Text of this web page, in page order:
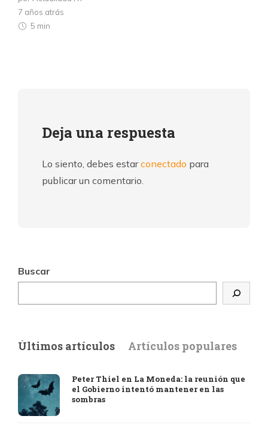
7 años atrás
5 min
Deja una respuesta
Lo siento, debes estarconectado para
publicar un comentario.
Buscar
Últimos artículos Artículos populares
Peter Thiel en La Moneda: la reunión que
el Gobierno intentó mantener en las
sombras